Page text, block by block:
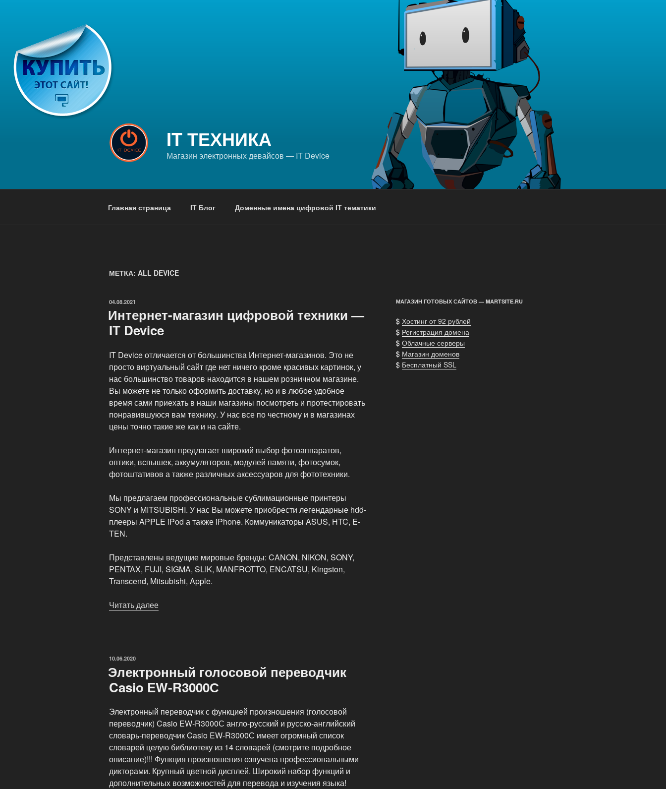
IT ТЕХНИКА
Магазин электронных девайсов — IT Device
Главная страница IT Блог Доменные имена цифровой IT тематики
МЕТКА: ALL DEVICE
ОПУБЛИКОВАНО
04.08.2021
Интернет-магазин цифровой техники —
IT Device
IT Device отличается от большинства Интернет-магазинов. Это не
просто виртуальный сайт где нет ничего кроме красивых картинок, у
нас большинство товаров находится в нашем розничном магазине.
Вы можете не только оформить доставку, но и в любое удобное
время сами приехать в наши магазины посмотреть и протестировать
понравившуюся вам технику. У нас все по честному и в магазинах
цены точно такие же как и на сайте.
Интернет-магазин предлагает широкий выбор фотоаппаратов,
оптики, вспышек, аккумуляторов, модулей памяти, фотосумок,
фотоштативов а также различных аксессуаров для фототехники.
Мы предлагаем профессиональные сублимационные принтеры
SONY и MITSUBISHI. У нас Вы можете приобрести легендарные hdd-
плееры APPLE iPod а также iPhone. Коммуникаторы ASUS, HTC, E-
TEN.
Представлены ведущие мировые бренды: CANON, NIKON, SONY,
PENTAX, FUJI, SIGMA, SLIK, MANFROTTO, ENCATSU, Kingston,
Transcend, Mitsubishi, Apple.
Читать далее
Device»
ОПУБЛИКОВАНО
10.06.2020
Электронный голосовой переводчик
Casio EW-R3000С
Электронный переводчик с функцией произношения (голосовой
переводчик) Casio EW-R3000С англо-русский и русско-английский
словарь-переводчик Casio EW-R3000С имеет огромный список
словарей целую библиотеку из 14 словарей (смотрите подробное
описание)!!! Функция произношения озвучена профессиональными
дикторами. Крупный цветной дисплей. Широкий набор функций и
дополнительных возможностей для перевода и изучения языка!
МАГАЗИН ГОТОВЫХ САЙТОВ — MARTSITE.RU
$ Хостинг от 92 рублей
$ Регистрация домена
$ Облачные серверы
$ Магазин доменов
$ Бесплатный SSL